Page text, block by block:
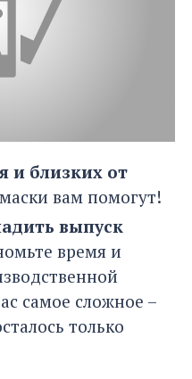
и близких от
вам помогут!
выпуск
время и
самое сложное –
только